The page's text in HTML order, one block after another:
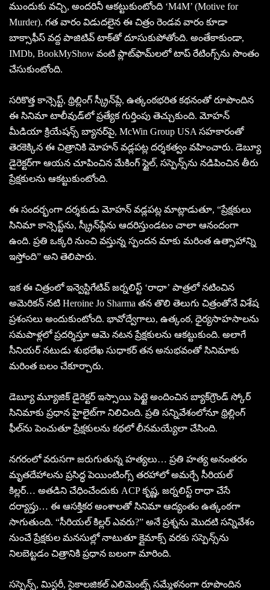
ముందుకు వచ్చి, అందరినీ ఆకట్టుకుంటోంది ‘M4M’ (Motive for
Murder). గత వారం విడుదలైన ఈ చిత్రం రెండ‌వ వారం కూడా
బాక్సాఫీస్ వద్ద పాజిటివ్ టాక్‌తో దూసుకుపోతోంది. అంతేకాకుండా,
IMDb, BookMyShow వంటి ప్లాట్‌ఫామ్‌లలో టాప్ రేటింగ్స్‌ను సొంతం
చేసుకుంటోంది.
సరికొత్త కాన్సెప్ట్‌, థ్రిల్లింగ్ స్క్రీన్‌ప్లే, ఉత్కంఠభరిత కథనంతో రూపొందిన
ఈ సినిమా టాలీవుడ్‌లో ప్రత్యేక గుర్తింపు తెచ్చుకుంది. మోహ‌న్
మీడియా క్రియేష‌న్స్ బ్యానర్‌పై, McWin Group USA సహకారంతో
తెరకెక్కిన ఈ చిత్రానికి మోహన్ వడ్లపట్ల దర్శకత్వం వహించారు. డెబ్యూ
డైరెక్టర్‌గా ఆయన చూపించిన మేకింగ్ స్టైల్‌, సస్పెన్స్‌ను నడిపించిన తీరు
ప్రేక్షకులను ఆకట్టుకుంటోంది.
ఈ సందర్భంగా దర్శకుడు మోహన్ వడ్లపట్ల మాట్లాడుతూ, “ప్రేక్షకులు
సినిమా కాన్సెప్ట్‌ను, స్క్రీన్‌ప్లేను ఆదరిస్తుండటం చాలా ఆనందంగా
ఉంది. ప్రతి ఒక్కరి నుంచి వస్తున్న స్పందన మాకు మరింత ఉత్సాహాన్ని
ఇస్తోంది” అని తెలిపారు.
ఇక ఈ చిత్రంలో ఇన్వెస్టిగేటివ్ జర్నలిస్ట్ ‘రాధా’ పాత్రలో నటించిన
అమెరికన్ నటి Heroine Jo Sharma తన తొలి తెలుగు చిత్రంతోనే విశేష
ప్రశంసలు అందుకుంటోంది. భావోద్వేగాలు, ఉత్కంఠ, ధైర్యసాహసాలను
సమపాళ్లలో ప్రదర్శిస్తూ ఆమె నటన ప్రేక్షకులను ఆకట్టుకుంది. అలాగే
సీనియర్ నటుడు శుభలేఖ సుధాకర్ తన అనుభవంతో సినిమాకు
మరింత బలం చేకూర్చారు.
డెబ్యూ మ్యూజిక్ డైరెక్టర్ ఇస్సాయి పెట్టై అందించిన బ్యాక్‌గ్రౌండ్ స్కోర్
సినిమాకు ప్రధాన హైలైట్‌గా నిలిచింది. ప్రతి సన్నివేశంలోనూ థ్రిల్లింగ్
ఫీల్‌ను పెంచుతూ ప్రేక్షకులను కథలో లీనమయ్యేలా చేసింది.
నగరంలో వరుసగా జరుగుతున్న హత్యలు… ప్రతి హత్య అనంతరం
మృతదేహాలను ప్రసిద్ధ పెయింటింగ్స్ తరహాలో అమర్చే సీరియల్
కిల్లర్… అతడిని చేధించేందుకు ACP కృష్ణ, జర్నలిస్ట్ రాధా చేసే
దర్యాప్తు… ఈ ఆసక్తికర అంశాలతో సినిమా ఆద్యంతం ఉత్కంఠగా
సాగుతుంది. “సీరియల్ కిల్లర్ ఎవరు?” అనే ప్రశ్నను మొదటి సన్నివేశం
నుంచే ప్రేక్షకుల మనసుల్లో నాటుతూ క్లైమాక్స్ వరకు సస్పెన్స్‌ను
నిలబెట్టడం చిత్రానికి ప్రధాన బలంగా మారింది.
సస్పెన్స్, మిస్టరీ, సైకాలజికల్ ఎలిమెంట్స్ సమ్మేళనంగా రూపొందిన